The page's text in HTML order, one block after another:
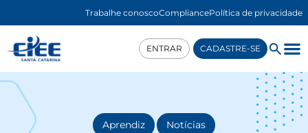
Trabalhe conoscoCompliancePolítica de privacidade
ENTRAR CADASTRE-SE
Aprendiz , Notícias